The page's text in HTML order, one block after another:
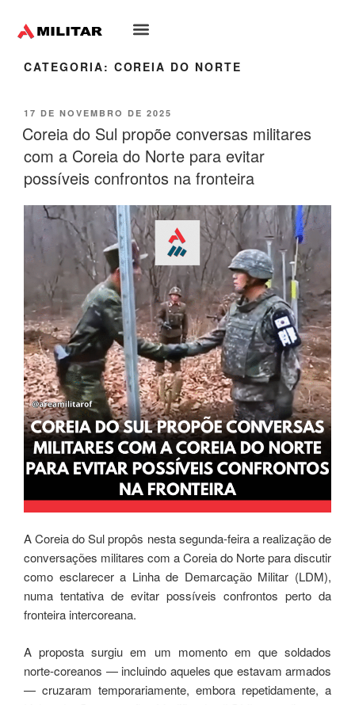
CATEGORIA: COREIA DO NORTE
17 DE NOVEMBRO DE 2025
Coreia do Sul propõe conversas militares
com a Coreia do Norte para evitar
possíveis confrontos na fronteira
A Coreia do Sul propôs nesta segunda-feira a realização de
conversações militares com a Coreia do Norte para discutir
como esclarecer a Linha de Demarcação Militar (LDM),
numa tentativa de evitar possíveis confrontos perto da
fronteira intercoreana.
A proposta surgiu em um momento em que soldados
norte-coreanos — incluindo aqueles que estavam armados
— cruzaram temporariamente, embora repetidamente, a